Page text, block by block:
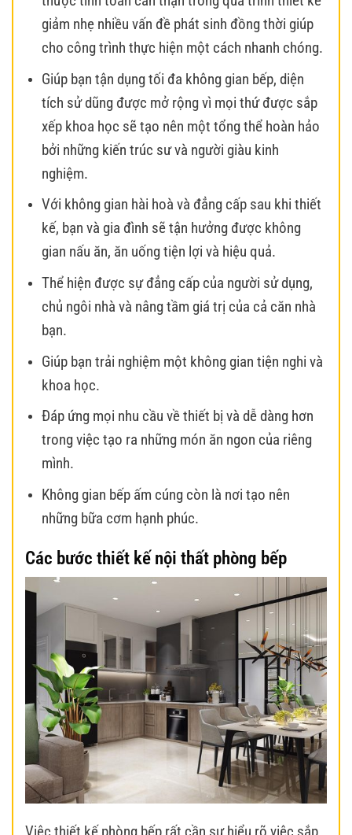
giảm nhẹ nhiều vấn đề phát sinh đồng thời giúp
cho công trình thực hiện một cách nhanh chóng.
Giúp bạn tận dụng tối đa không gian bếp, diện
tích sử dũng được mở rộng vì mọi thứ được sắp
xếp khoa học sẽ tạo nên một tổng thể hoàn hảo
bởi những kiến trúc sư và người giàu kinh
nghiệm.
Với không gian hài hoà và đẳng cấp sau khi thiết
kế, bạn và gia đình sẽ tận hưởng được không
gian nấu ăn, ăn uống tiện lợi và hiệu quả.
Thể hiện được sự đẳng cấp của người sử dụng,
chủ ngôi nhà và nâng tầm giá trị của cả căn nhà
bạn.
Giúp bạn trải nghiệm một không gian tiện nghi và
khoa học.
Đáp ứng mọi nhu cầu về thiết bị và dễ dàng hơn
trong việc tạo ra những món ăn ngon của riêng
mình.
Không gian bếp ấm cúng còn là nơi tạo nên
những bữa cơm hạnh phúc.
Các bước thiết kế nội thất phòng bếp